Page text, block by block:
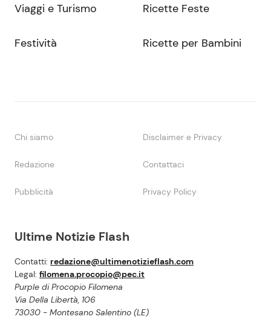
Ultime Notizie Flash
Contatti: redazione@ultimenotizieflash.com
Legal: filomena.procopio@pec.it
Purple di Procopio Filomena
Via Della Libertà, 106
73030 - Montesano Salentino (LE)
Viaggi e Turismo
Festività
Ricette Feste
Ricette per Bambini
Chi siamo Disclaimer e Privacy
Redazione Contattaci
Pubblicità Privacy Policy